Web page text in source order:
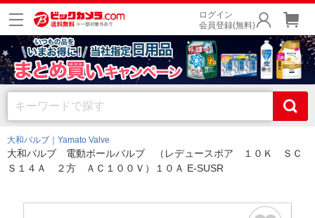
ログイン
会員登録(無料)
大和バルブ｜Yamato Valve
大和バルブ 電動ボールバルブ （レデュースボア １０Ｋ ＳＣ
Ｓ１４Ａ ２方 ＡＣ１００Ｖ）１０Ａ E-SUSR